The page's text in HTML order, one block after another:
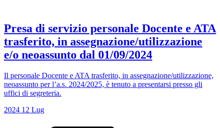
Presa di servizio personale Docente e ATA
trasferito, in assegnazione/utilizzazione
e/o neoassunto dal 01/09/2024
Il personale Docente e ATA trasferito, in assegnazione/utilizzazione,
neoassunto per l’a.s. 2024/2025, è tenuto a presentarsi presso gli
uffici di segreteria.
2024 12 Lug